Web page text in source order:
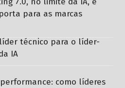
para as marcas
técnico para o líder-
IA
como líderes